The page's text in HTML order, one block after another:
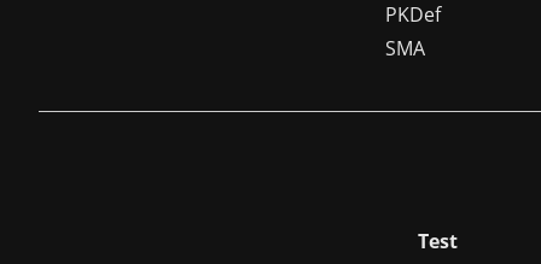
PKDef
SMA
Test